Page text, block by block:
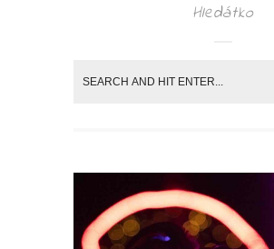
Hledátko